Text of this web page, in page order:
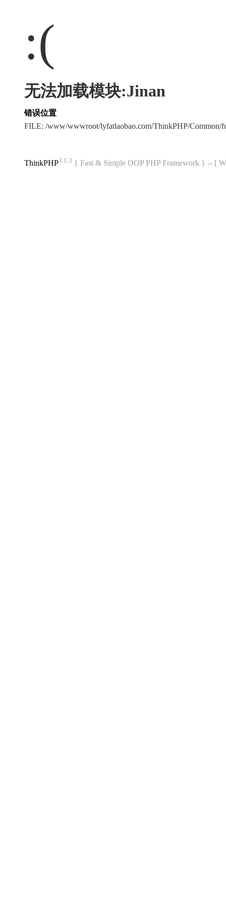
:(
无法加载模块:Jinan
错误位置
FILE: /www/wwwroot/lyfatlaobao.com/ThinkPHP/
ThinkPHP3.1.3 { Fast & Simple OOP PHP Framework } -- [